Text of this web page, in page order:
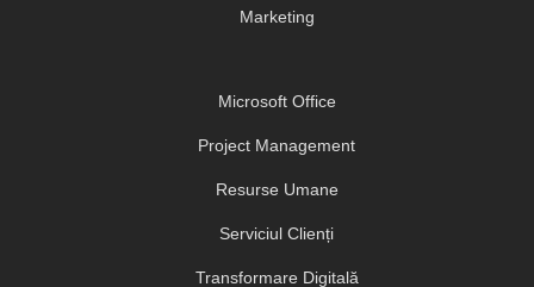
Marketing
Microsoft Office
Project Management
Resurse Umane
Serviciul Clienți
Transformare Digitală